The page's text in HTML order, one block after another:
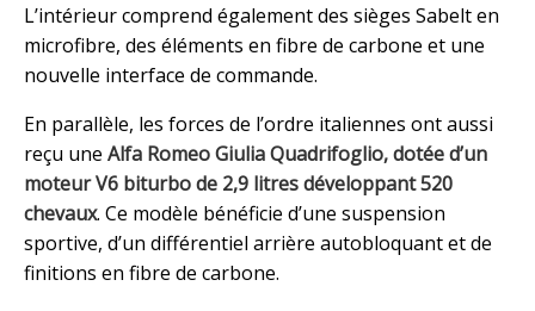
L’intérieur comprend également des sièges Sabelt en
microfibre, des éléments en fibre de carbone et une
nouvelle interface de commande.
En parallèle, les forces de l’ordre italiennes ont aussi
reçu une Alfa Romeo Giulia Quadrifoglio, dotée d’un
moteur V6 biturbo de 2,9 litres développant 520
chevaux. Ce modèle bénéficie d’une suspension
sportive, d’un différentiel arrière autobloquant et de
finitions en fibre de carbone.